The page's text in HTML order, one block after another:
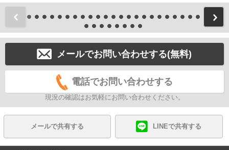
前
メールでお問い合わせする(無料)
電話でお問い合わせする
現況の確認はお気軽にお問い合わせください。
メールで共有する LINEで共有する